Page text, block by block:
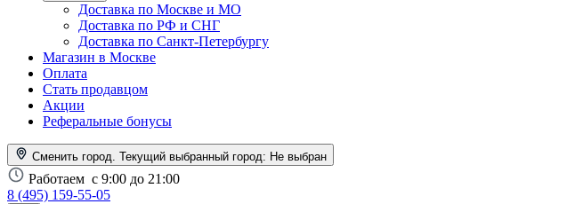
Доставка по Москве и МО
Доставка по РФ и СНГ
Доставка по Санкт-Петербургу
Магазин в Москве
Оплата
Стать продавцом
Акции
Реферальные бонусы
Сменить город. Текущий выбранный город: Не выбран
Работаем с 9:00 до 21:00
8 (495) 159-55-05